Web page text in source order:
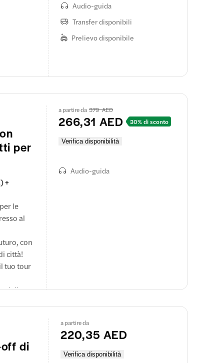
Audio-guida
Transfer disponibili
Prelievo disponibile
per
a partire da 379 AED
266,31 AED 30% di sconto
Verifica disponibilità
Audio-guida
+
le
al
con
città!
tuo tour
della
3D e
di
a partire da
220,35 AED
Verifica disponibilità